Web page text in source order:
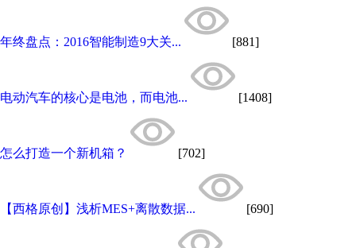
年终盘点：2016智能制造9大关... [881]
电动汽车的核心是电池，而电池... [1408]
怎么打造一个新机箱？ [702]
【西格原创】浅析MES+离散数据... [690]